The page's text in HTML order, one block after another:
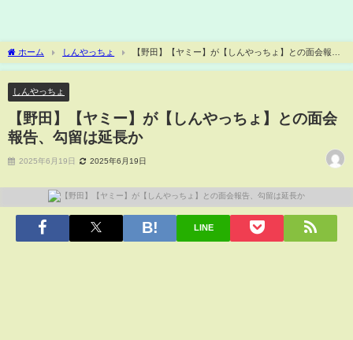
ホーム しんやっちょ
【野田】【ヤミー】が【しんやっちょ】との面会報
告、勾留は延長か
しんやっちょ
【野田】【ヤミー】が【しんやっちょ】との面会
報告、勾留は延長か
2025年6月19日 2025年6月19日
LINE